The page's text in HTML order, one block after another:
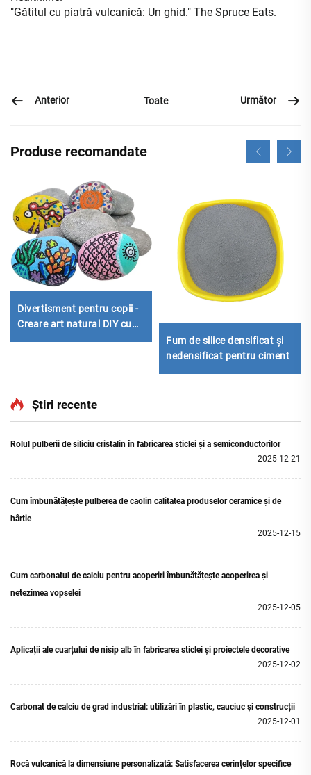
"Gătitul cu piatră vulcanică: Un ghid." The Spruce Eats.
Anterior Toate Următor
Produse recomandate
Negru
Divertisment pentru copii -
Creare art natural DIY cu
Fum de silice densificat și
nedensificat pentru ciment
Știri recente
Rolul pulberii de siliciu cristalin în fabricarea sticlei și a semiconductorilor
2025-12-21
Cum îmbunătățește pulberea de caolin calitatea produselor ceramice și de
hârtie
2025-12-15
Cum carbonatul de calciu pentru acoperiri îmbunătățește acoperirea și
netezimea vopselei
2025-12-05
Aplicații ale cuarțului de nisip alb în fabricarea sticlei și proiectele decorative
2025-12-02
Carbonat de calciu de grad industrial: utilizări în plastic, cauciuc și construcții
2025-12-01
Rocă vulcanică la dimensiune personalizată: Satisfacerea cerințelor specifice